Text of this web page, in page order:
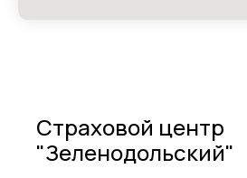
Страховой центр
"Зеленодольский"